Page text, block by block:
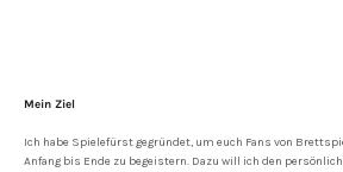
Mein Ziel
Ich habe Spielefürst gegründet, um euch Fans von
Anfang bis Ende zu begeistern. Dazu will ich den